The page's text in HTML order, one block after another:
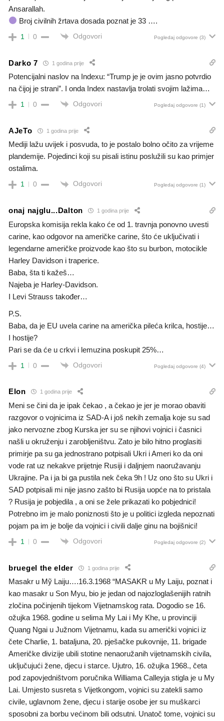
Ansarallah.
Broj civilnih žrtava dosada poznat je 33 ….
1 0 Odgovori Pogledaj odgovore (3)
Darko 7 1 godina prije
Potencijalni naslov na Indexu: “Trump je je ovim jasno potvrdio
na čijoj je strani”. I onda Index nastavlja trolati svojim lažima…
1 0 Odgovori Pogledaj odgovore (1)
AJeTo 1 godina prije
Mediji lažu uvijek i posvuda, to je postalo bolno očito za vrijeme
plandemije. Pojedinci koji su pisali istinu poslužili su kao primjer
ostalima.
1 0 Odgovori Pogledaj odgovore (1)
onaj najglu...Dalton 1 godina prije
Europska komisija rekla kako će od 1. travnja ponovno uvesti
carine, kao odgovor na američke carine, što će uključivati i
legendarne američke proizvode kao što su burbon, motocikle
Harley Davidson i traperice.
Baba, šta ti kažeš…
Najeba je Harley-Davidson.
I Levi Strauss također…
P.S.
Baba, da je EU uvela carine na američka pileća krilca, hostije…
I hostije?
Pari se da će u crkvi i lemuzina poskupit 25%…
1 0 Odgovori Pogledaj odgovore (4)
Elon 1 godina prije
Meni se čini da je ipak čekao , a čekao je jer je morao obaviti
razgovor o vojnicima iz SAD-A i još nekih zemalja koje su sad
jako nervozne zbog Kurska jer su se njihovi vojnici i časnici
našli u okruženju i zarobljeništvu. Zato je bilo hitno proglasiti
primirje pa su ga jednostrano potpisali Ukri i Ameri ko da oni
vode rat uz nekakve prijetnje Rusiji i daljnjem naoružavanju
Ukrajine. Pa i ja bi ga pustila nek čeka 9h ! Uz ono što su Ukri i
SAD potpisali mi nije jasno zašto bi Rusija uopće na to pristala
? Rusija je pobjedila , a oni se žele prikazati ko pobjednici!
Potrebno im je malo poniznosti što je u politici izgleda nepoznati
pojam pa im je bolje da vojnici i civili dalje ginu na bojišnici!
1 0 Odgovori Pogledaj odgovore (2)
bruegel the elder 1 godina prije
Masakr u Mỹ Laiju….16.3.1968 “MASAKR u My Laiju, poznat i
kao masakr u Son Myu, bio je jedan od najozloglašenijih ratnih
zločina počinjenih tijekom Vijetnamskog rata. Dogodio se 16.
ožujka 1968. godine u selima My Lai i My Khe, u provinciji
Quang Ngai u Južnom Vijetnamu, kada su američki vojnici iz
čete Charlie, 1. bataljuna, 20. pješačke pukovnije, 11. brigade
Američke divizije ubili stotine nenaoružanih vijetnamskih civila,
uključujući žene, djecu i starce. Ujutro, 16. ožujka 1968., četa
pod zapovjedništvom poručnika Williama Calleyja stigla je u My
Lai. Umjesto susreta s Vijetkongom, vojnici su zatekli samo
civile, uglavnom žene, djecu i starije osobe jer su muškarci
sposobni za borbu većinom bili odsutni. Unatoč tome, vojnici su